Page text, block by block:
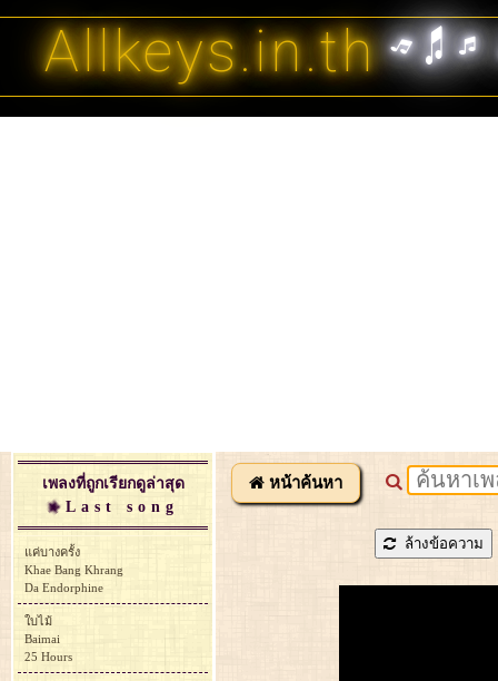
Allkeys.in.th
หน้าค้นหา
ล้างข้อความ
เพลงที่ถูกเรียกดูล่าสุด
Last song
แค่บางครั้ง
Khae Bang Khrang
Da Endorphine
ใบไม้
Baimai
25 Hours